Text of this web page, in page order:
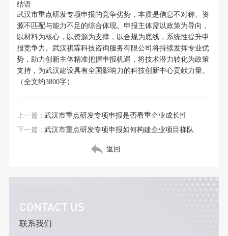
结语
武汉市重点研发专项申报的竞争劣势，本质是信息不对称、资
源不匹配与能力不足的综合体现。申报主体需以政策为导向，
以材料为核心，以资源为支撑，以合规为底线，系统性提升申
报竞争力。武汉祺霖科技咨询服务有限公司将持续发挥专业优
势，助力创新主体精准把握申报机遇，将技术潜力转化为政策
支持，为武汉建设具有全国影响力的科技创新中心贡献力量。
（全文约3800字）
上一篇：武汉市重点研发专项申报是否看重企业成长性
下一篇：武汉市重点研发专项申报如何构建企业项目梯队
返回
CONTACT US
联系我们